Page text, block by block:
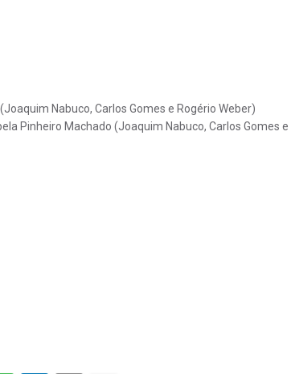
Nabuco, Carlos Gomes e Rogério Weber)
Pinheiro Machado (Joaquim Nabuco, Carlos Gomes e